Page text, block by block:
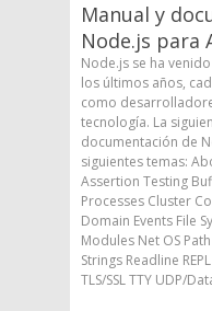
Manual y
Node.js para
Node.js se ha
los últimos años,
como
tecnología. La
documentación de
siguientes temas:
Assertion Testing
Processes Cluster
Domain Events File
Modules Net OS
Strings Readline
TLS/SSL TTY UDP/